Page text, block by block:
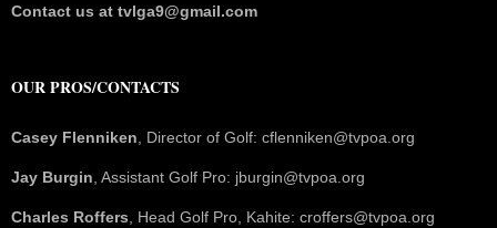
Contact us at tvlga9@gmail.com
OUR PROS/CONTACTS
Casey Flenniken , Director of Golf: cflenniken@tvpoa.org
Jay Burgin , Assistant Golf Pro: jburgin@tvpoa.org
Charles Roffers , Head Golf Pro, Kahite: croffers@tvpoa.org